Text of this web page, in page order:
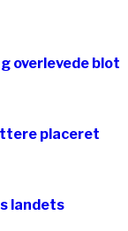
overlevede blot
placeret
landets